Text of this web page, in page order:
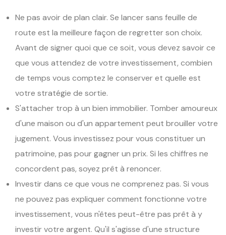
Ne pas avoir de plan clair. Se lancer sans feuille de
route est la meilleure façon de regretter son choix.
Avant de signer quoi que ce soit, vous devez savoir ce
que vous attendez de votre investissement, combien
de temps vous comptez le conserver et quelle est
votre stratégie de sortie.
S'attacher trop à un bien immobilier. Tomber amoureux
d'une maison ou d'un appartement peut brouiller votre
jugement. Vous investissez pour vous constituer un
patrimoine, pas pour gagner un prix. Si les chiffres ne
concordent pas, soyez prêt à renoncer.
Investir dans ce que vous ne comprenez pas. Si vous
ne pouvez pas expliquer comment fonctionne votre
investissement, vous n'êtes peut-être pas prêt à y
investir votre argent. Qu'il s'agisse d'une structure